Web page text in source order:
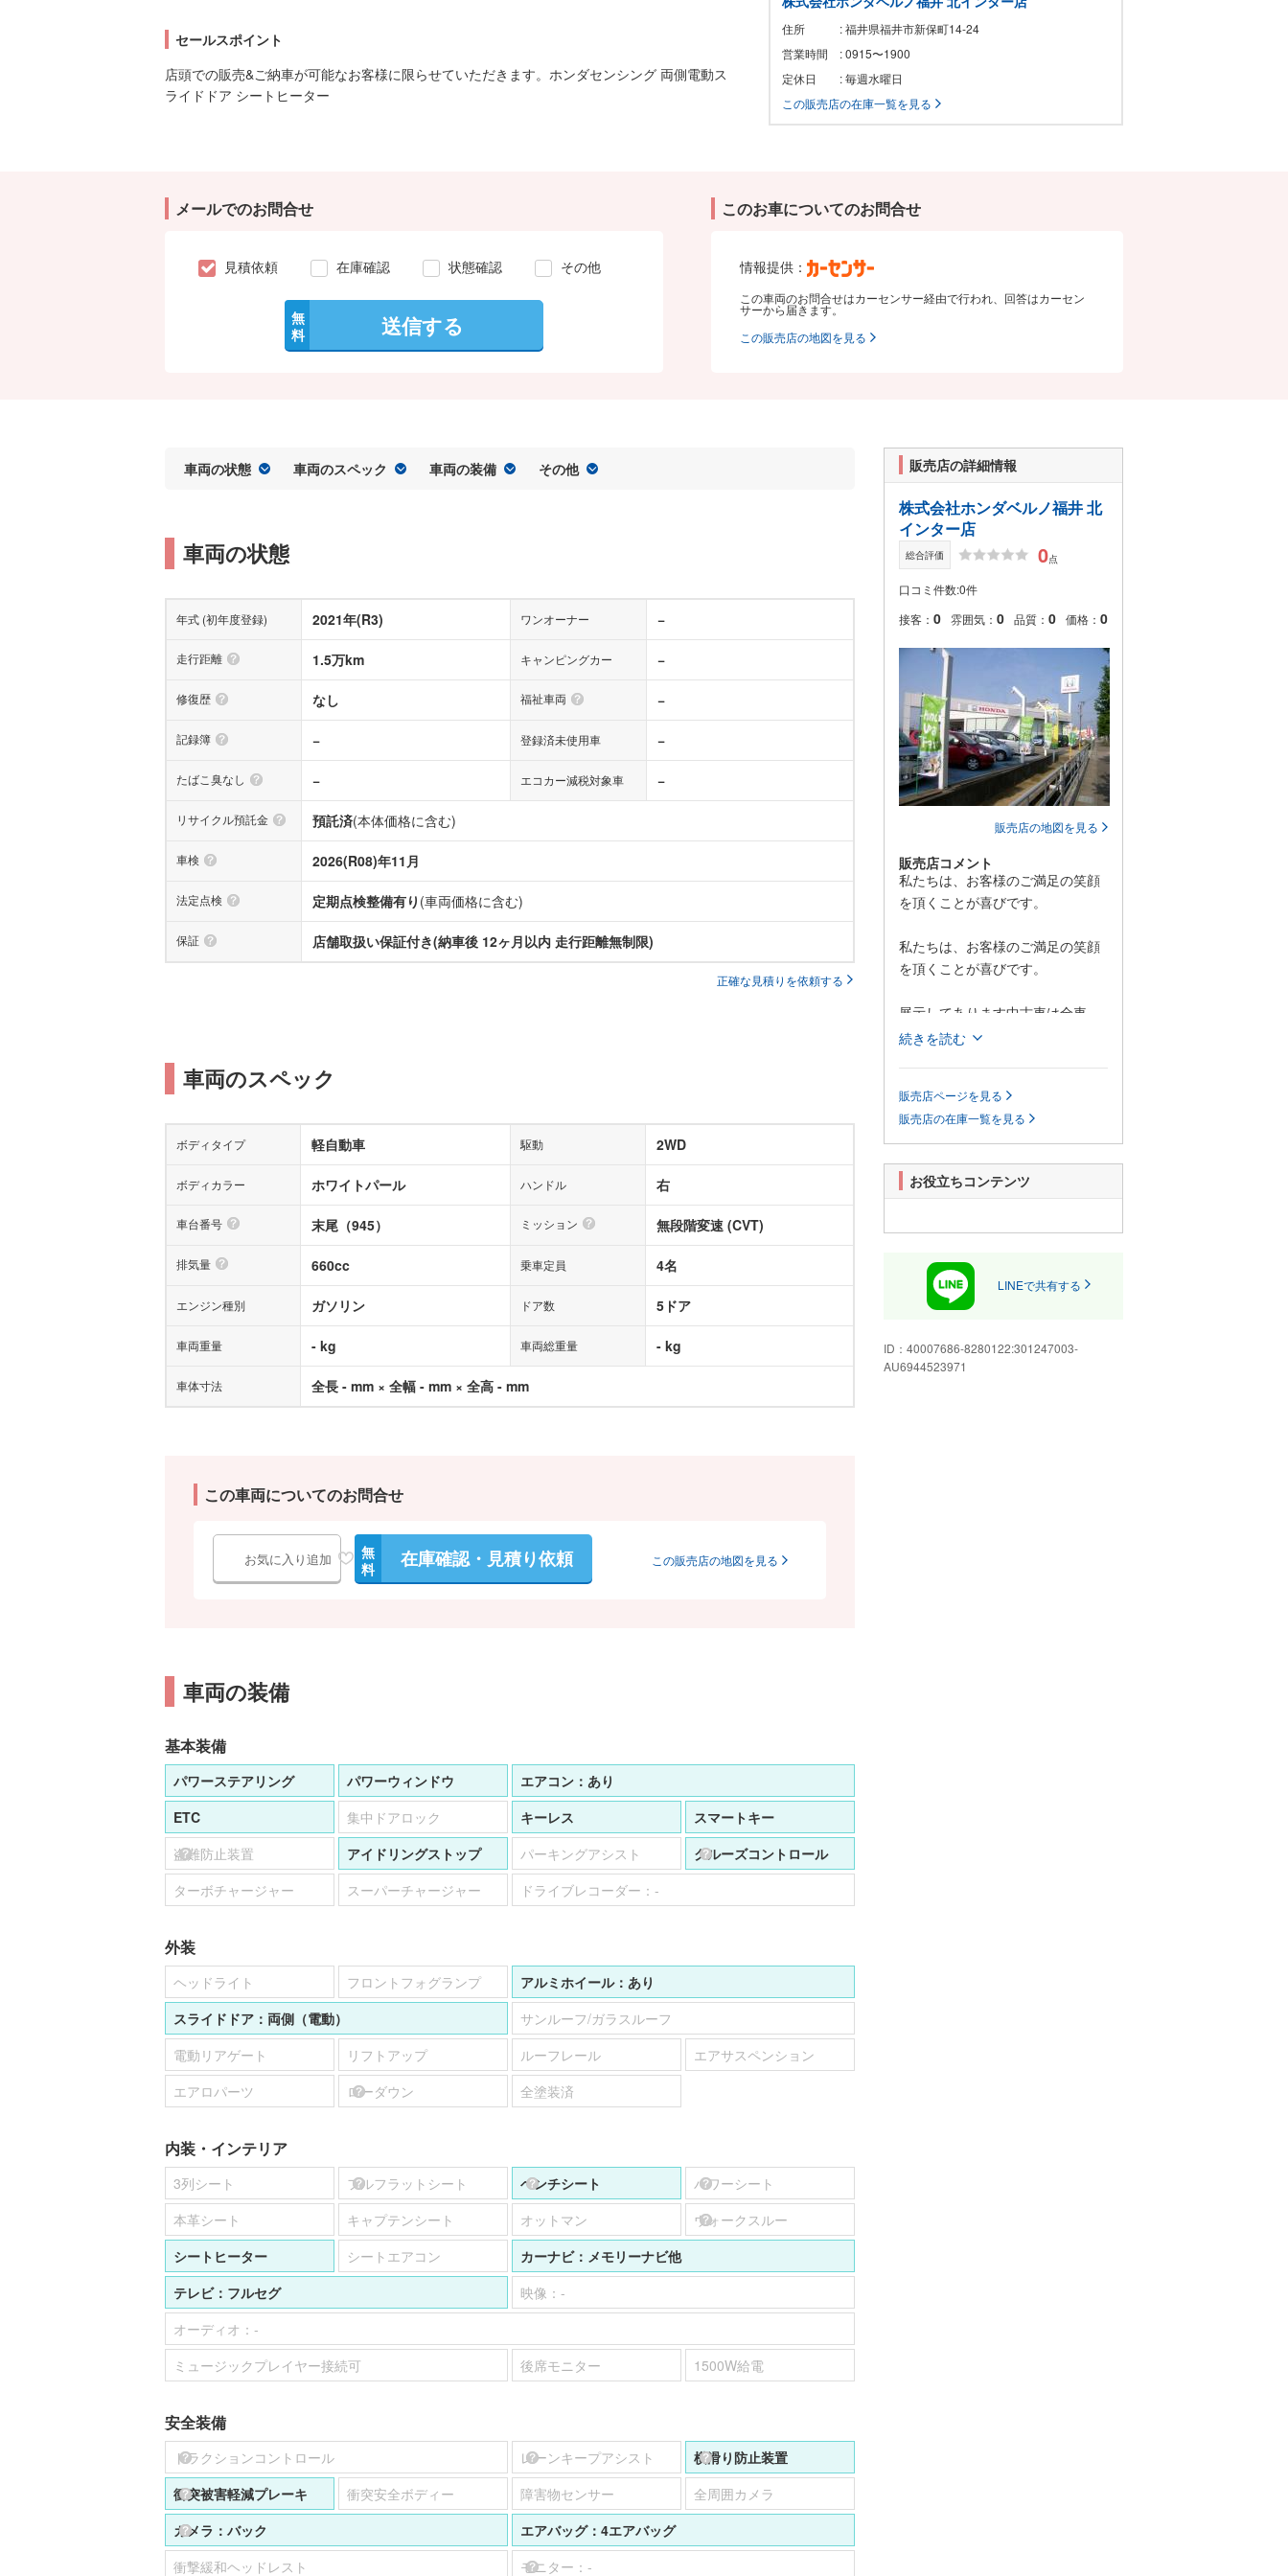
セールスポイント
店頭での販売&ご納車が可能なお客様に限らせていただきます。ホンダセンシング 両側電動ス
ライドドア シートヒーター
住所
: 福井県福井市新保町14-24
営業時間
: 0915〜1900
定休日
: 毎週水曜日
この販売店の在庫一覧を見る
メールでのお問合せ
見積依頼 在庫確認 状態確認 その他
無
料
送信する
このお車についてのお問合せ
情報提供：
この車両のお問合せはカーセンサー経由で行われ、回答はカーセン
サーから届きます。
この販売店の地図を見る
車両の状態 車両のスペック 車両の装備 その他
車両の状態
年式 (初年度登録) 2021年(R3) ワンオーナー −
走行距離 1.5万km キャンピングカー −
修復歴 なし 福祉車両 −
記録簿 − 登録済未使用車 −
たばこ臭なし − エコカー減税対象車 −
リサイクル預託金 預託済(本体価格に含む)
車検 2026(R08)年11月
法定点検 定期点検整備有り (車両価格に含む)
保証 店舗取扱い保証付き(納車後 12ヶ月以内 走行距離無制限)
正確な見積りを依頼する
車両のスペック
ボディタイプ 軽自動車 駆動 2WD
ボディカラー ホワイトパール ハンドル 右
車台番号 末尾（945） ミッション 無段階変速 (CVT)
排気量 660cc 乗車定員 4名
エンジン種別 ガソリン ドア数 5ドア
車両重量 - kg 車両総重量 - kg
車体寸法 全長 - mm × 全幅 - mm × 全高 - mm
この車両についてのお問合せ
お気に入り追加
無
料
在庫確認・見積り依頼 この販売店の地図を見る
車両の装備
基本装備
パワーステアリング パワーウィンドウ エアコン： あり
ETC
集中ドアロック キーレス
スマートキー
盗難防止装置
アイドリングストップ パーキングアシスト
クルーズコントロール
ターボチャージャー
スーパーチャージャー ドライブレコーダー： -
外装
ヘッドライト フロントフォグランプ アルミホイール： あり
スライドドア： 両側（電動）
サンルーフ/ガラスルーフ
電動リアゲート
リフトアップ ルーフレール
エアサスペンション
エアロパーツ
ローダウン 全塗装済
内装・インテリア
3列シート フルフラットシート ベンチシート
パワーシート
本革シート
キャプテンシート オットマン
ウォークスルー
シートヒーター
シートエアコン カーナビ： メモリーナビ他
テレビ： フルセグ 映像： -
オーディオ： -
ミュージックプレイヤー接続可
後席モニター 1500W給電
安全装備
トラクションコントロール レーンキープアシスト
横滑り防止装置
衝突被害軽減プレーキ
衝突安全ボディー 障害物センサー
全周囲カメラ
カメラ： バック エアバッグ： 4エアバッグ
衝撃緩和ヘッドレスト
モニター： -
販売店の詳細情報
株式会社ホンダベルノ福井 北
インター店
総合評価 0点
口コミ件数:0件
接客： 0 雰囲気： 0 品質： 0 価格： 0
販売店の地図を見る
販売店コメント
私たちは、お客様のご満足の笑顔
を頂くことが喜びです。
私たちは、お客様のご満足の笑顔
を頂くことが喜びです。
展示してあります中古車は全車、
車両状態証明書付きです。車の状
ています。
お近くへお越しの際は是非お気軽
キッズスペースも充実していま
続きを読む
販売店ページを見る
販売店の在庫一覧を見る
お役立ちコンテンツ
LINEで共有する
ID： 40007686-8280122:301247003-
AU6944523971